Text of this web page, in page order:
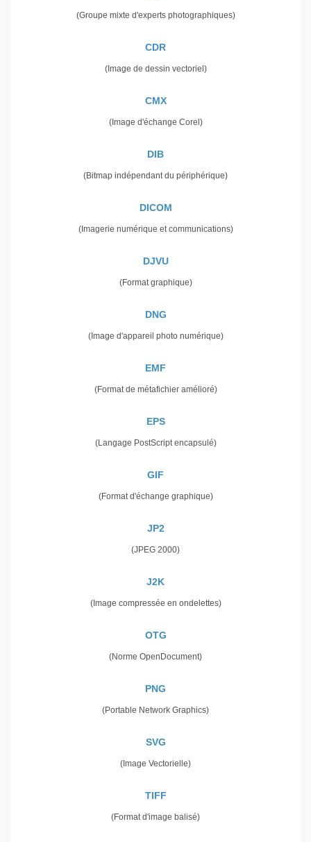
(Groupe mixte d'experts photographiques)
CDR
(Image de dessin vectoriel)
CMX
(Image d'échange Corel)
DIB
(Bitmap indépendant du périphérique)
DICOM
(Imagerie numérique et communications)
DJVU
(Format graphique)
DNG
(Image d'appareil photo numérique)
EMF
(Format de métafichier amélioré)
EPS
(Langage PostScript encapsulé)
GIF
(Format d'échange graphique)
JP2
(JPEG 2000)
J2K
(Image compressée en ondelettes)
OTG
(Norme OpenDocument)
PNG
(Portable Network Graphics)
SVG
(Image Vectorielle)
TIFF
(Format d'image balisé)